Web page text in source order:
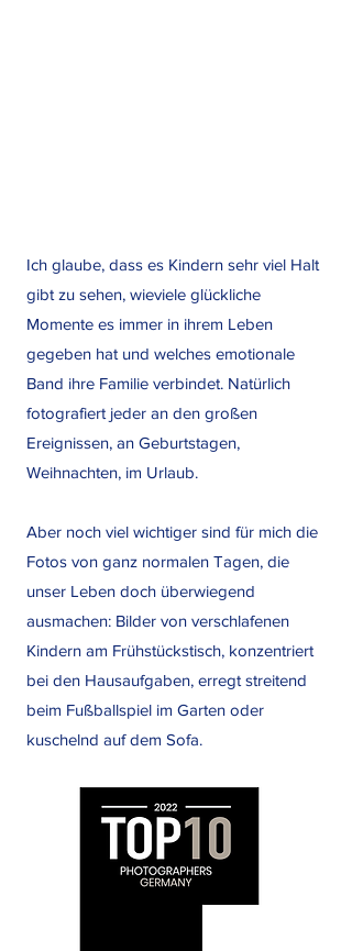
Ich glaube, dass es Kindern sehr viel Halt
gibt zu sehen, wieviele glückliche
Momente es immer in ihrem Leben
gegeben hat und welches emotionale
Band ihre Familie verbindet. Natürlich
fotografiert jeder an den großen
Ereignissen, an Geburtstagen,
Weihnachten, im Urlaub.
Aber noch viel wichtiger sind für mich die
Fotos von ganz normalen Tagen, die
unser Leben doch überwiegend
ausmachen: Bilder von verschlafenen
Kindern am Frühstückstisch, konzentriert
bei den Hausaufgaben, erregt streitend
beim Fußballspiel im Garten oder
kuschelnd auf dem Sofa.